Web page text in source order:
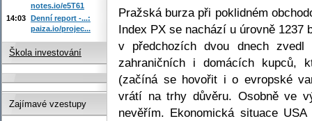
Pražská burza při poklidném
Index PX se nachází u úrovně 1237
v předchozích dvou dnech
zahraničních i domácích kupců,
(začíná se hovořit i o evropské
vrátí na trhy důvěru. Osobně ve
nevěřím. Ekonomická situace
notes.io/e5T61
14:03 Denní report -...:
paiza.io/projec...
Škola investování
Zajímavé vzestupy